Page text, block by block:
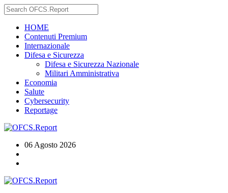
HOME
Contenuti Premium
Internazionale
Difesa e Sicurezza
Difesa e Sicurezza Nazionale
Militari Amministrativa
Economia
Salute
Cybersecurity
Reportage
06 Agosto 2026